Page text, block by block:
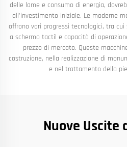
delle lame e consumo di energia,
all'investimento iniziale. Le moderne
offrono vari progressi tecnologici, tra
a schermo tactil e capacità di
prezzo di mercato. Queste
costruzione, nella realizzazione di
e nel trattamento della
Nuove Uscite